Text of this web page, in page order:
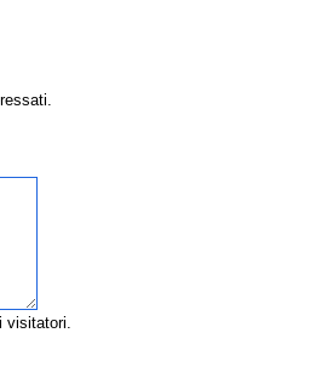
visitatori.